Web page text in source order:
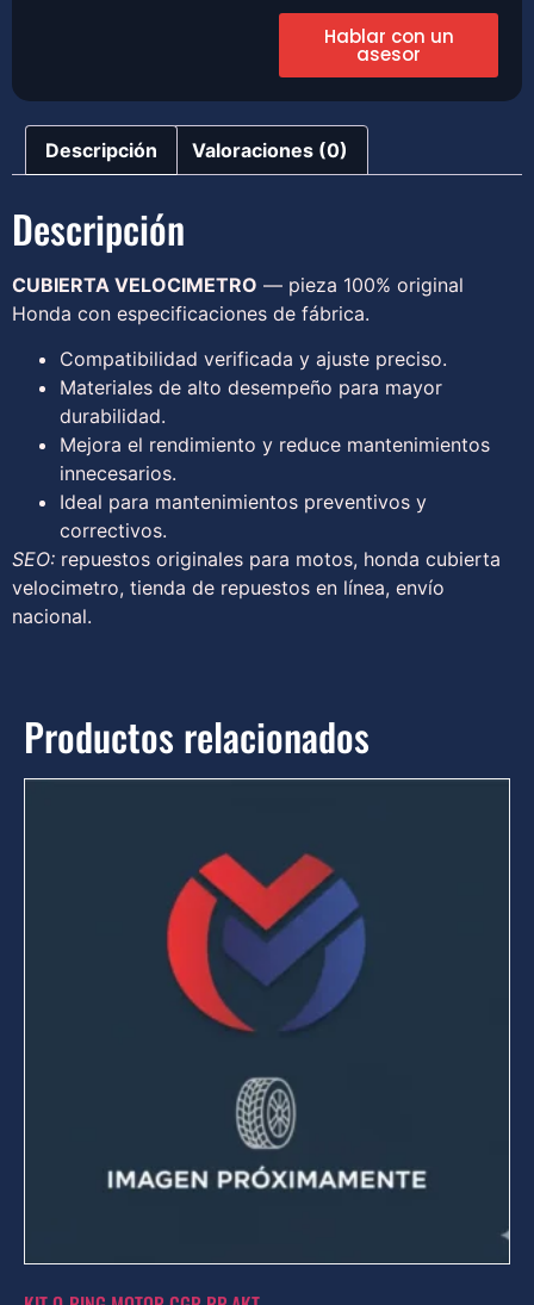
Hablar con un
asesor
Descripción Valoraciones (0)
Descripción
CUBIERTA VELOCIMETRO — pieza 100% original
Honda con especificaciones de fábrica.
Compatibilidad verificada y ajuste preciso.
Materiales de alto desempeño para mayor
durabilidad.
Mejora el rendimiento y reduce mantenimientos
innecesarios.
Ideal para mantenimientos preventivos y
correctivos.
SEO: repuestos originales para motos, honda cubierta
velocimetro, tienda de repuestos en línea, envío
nacional.
Productos relacionados